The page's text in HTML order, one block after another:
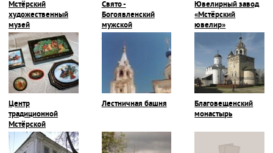
Мстёрский
художественный
музей
Свято -
Богоявленский
мужской
Ювелирный завод
«Мстёрский
ювелир»
Центр
традиционной
Мстёрской
миниатюры
Лестничная башня
Благовещенский
монастырь